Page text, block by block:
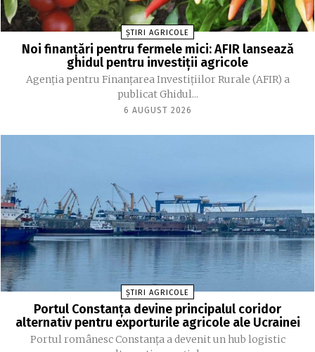
ȘTIRI AGRICOLE
Noi finanțări pentru fermele mici: AFIR lansează
ghidul pentru investiții agricole
Agenția pentru Finanțarea Investițiilor Rurale (AFIR) a
publicat Ghidul...
6 AUGUST 2026
ȘTIRI AGRICOLE
Portul Constanța devine principalul coridor
alternativ pentru exporturile agricole ale Ucrainei
Portul românesc Constanța a devenit un hub logistic